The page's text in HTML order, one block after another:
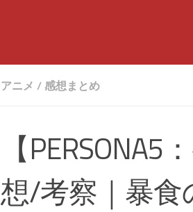
アニメ /感想まとめ
【
想/考察｜暴食